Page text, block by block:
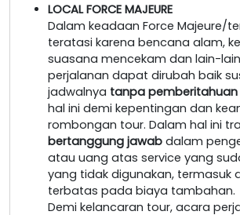
LOCAL FORCE MAJEURE
Dalam keadaan Force Majeure/
teratasi karena bencana alam,
suasana mencekam dan lain-
perjalanan dapat dirubah baik
jadwalnya tanpa pemberitahuan
hal ini demi kepentingan dan
rombongan tour. Dalam hal ini
bertanggung jawab dalam
atau uang atas service yang
yang tidak digunakan, termasuk
terbatas pada biaya tambahan.
Demi kelancaran tour, acara